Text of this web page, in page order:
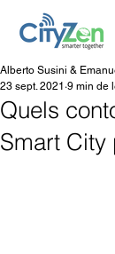
Quels
Smart
Alberto Susini &
23 sept. 2021 9 min de